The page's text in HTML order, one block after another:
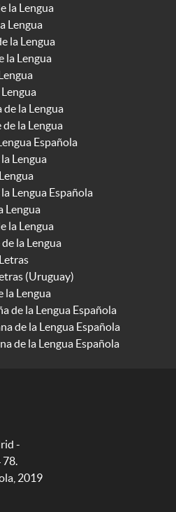
la Lengua
Lengua
la Lengua
la Lengua
la Lengua
la Lengua
Española
Lengua
Lengua Española
Lengua
la Lengua
la Lengua
(Uruguay)
la Lengua
de la Lengua Española
de la Lengua Española
de la Lengua Española
-
78.
2019